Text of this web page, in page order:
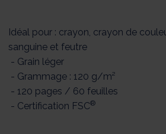
Idéal pour : crayon, crayon de
sanguine et feutre
- Grain léger
- Grammage : 120 g/m²
- 120 pages / 60 feuilles
- Certification FSC®